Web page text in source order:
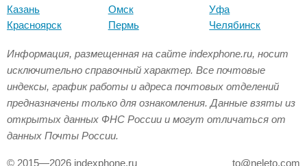
Казань
Красноярск
Омск
Пермь
Уфа
Челябинск
Информация, размещенная на сайте indexphone.ru, носит
исключительно справочный характер. Все почтовые
индексы, график работы и адреса почтовых отделений
предназначены только для ознакомления. Данные взяты из
открытых данных ФНС России и могут отличаться от
данных Почты России.
© 2015—2026 indexphone.ru to@neleto.com